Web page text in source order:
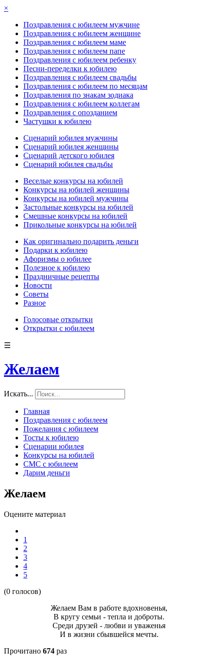
×
Поздравления с юбилеем мужчине
Поздравления с юбилеем женщине
Поздравления с юбилеем маме
Поздравления с юбилеем папе
Поздравления с юбилеем ребенку
Песни-переделки к юбилею
Поздравления с юбилеем свадьбы
Поздравления с юбилеем по месяцам
Поздравления по знакам зодиака
Поздравления с юбилеем коллегам
Поздравления с опозданием
Частушки к юбилею
Сценарий юбилея мужчины
Сценарий юбилея женщины
Сценарий детского юбилея
Сценарий юбилея свадьбы
Веселые конкурсы на юбилей
Конкурсы на юбилей женщины
Конкурсы на юбилей мужчины
Застольные конкурсы на юбилей
Смешные конкурсы на юбилей
Прикольные конкурсы на юбилей
Как оригинально подарить деньги
Подарки к юбилею
Афоризмы о юбилее
Полезное к юбилею
Праздничные рецепты
Новости
Советы
Разное
Голосовые открытки
Открытки с юбилеем
☰
Желаем
Искать...
Главная
Поздравления с юбилеем
Пожелания с юбилеем
Тосты к юбилею
Сценарии юбилея
Конкурсы на юбилей
СМС с юбилеем
Дарим деньги
Желаем
Оцените материал
1
2
3
4
5
(0 голосов)
Желаем Вам в работе вдохновенья,
В кругу семьи - тепла и доброты.
Среди друзей - любви и уваженья
И в жизни сбывшейся мечты.
Прочитано 674 раз